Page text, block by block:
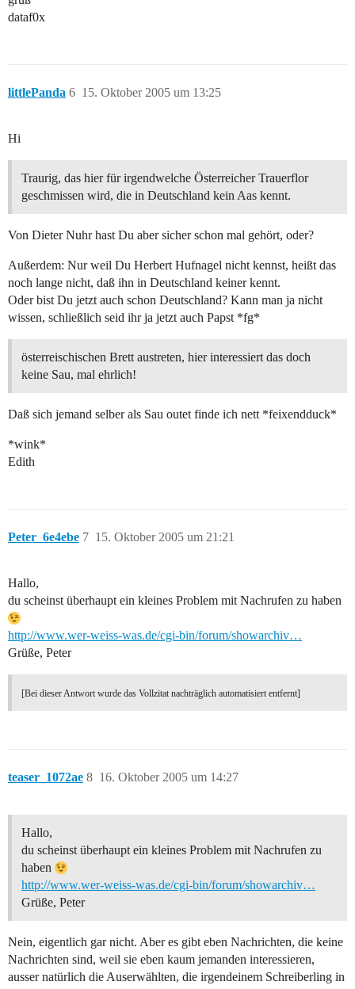
dataf0x
littlePanda 15. Oktober 2005 um 13:25
6
Hi
Traurig, das hier für irgendwelche Österreicher Trauerflor
geschmissen wird, die in Deutschland kein Aas kennt.
Von Dieter Nuhr hast Du aber sicher schon mal gehört, oder?
Außerdem: Nur weil Du Herbert Hufnagel nicht kennst, heißt das
noch lange nicht, daß ihn in Deutschland keiner kennt.
Oder bist Du jetzt auch schon Deutschland? Kann man ja nicht
wissen, schließlich seid ihr ja jetzt auch Papst *fg*
österreischischen Brett austreten, hier interessiert das doch
keine Sau, mal ehrlich!
Daß sich jemand selber als Sau outet finde ich nett *feixendduck*
*wink*
Edith
Peter_6e4ebe 15. Oktober 2005 um 21:21
7
Hallo,
du scheinst überhaupt ein kleines Problem mit Nachrufen zu haben
http://www.wer-weiss-was.de/cgi-bin/forum/showarchiv…
Grüße, Peter
[Bei dieser Antwort wurde das Vollzitat nachträglich automatisiert entfernt]
teaser_1072ae 16. Oktober 2005 um 14:27
8
Hallo,
du scheinst überhaupt ein kleines Problem mit Nachrufen zu
haben
http://www.wer-weiss-was.de/cgi-bin/forum/showarchiv…
Grüße, Peter
Nein, eigentlich gar nicht. Aber es gibt eben Nachrichten, die keine
Nachrichten sind, weil sie eben kaum jemanden interessieren,
ausser natürlich die Auserwählten, die irgendeinem Schreiberling in